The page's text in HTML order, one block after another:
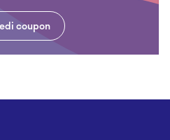
coupon